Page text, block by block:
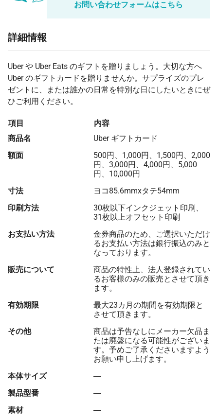
お問い合わせフォームはこちら
詳細情報
Uber や Uber Eats のギフトを贈りましょう。大切な方へ
Uber のギフトカードを贈りませんか。サプライズのプレ
ゼントに、または誰かの日常を特別な日にしたいときにぜ
ひご利用ください。
項目
内容
商品名
Uber ギフトカード
額面
500円、1,000円、1,500円、2,000
円、3,000円、4,000円、5,000
円、10,000円
寸法
ヨコ85.6mmxタテ54mm
印刷方法
30枚以下インクジェット印刷、
31枚以上オフセット印刷
お支払い方法
金券商品のため、ご選択いただけ
るお支払い方法は銀行振込のみと
なっております。
販売について
商品の特性上、法人登録されてい
るお客様のみの販売とさせて頂き
ます。
有効期限
最大23カ月の期間を有効期限と
させて頂きます。
その他
商品は予告なしにメーカー欠品ま
たは廃盤になる可能性がございま
す。予めご了承くださいますよう
お願い申し上げます。
本体サイズ
―
製品型番
―
素材
―